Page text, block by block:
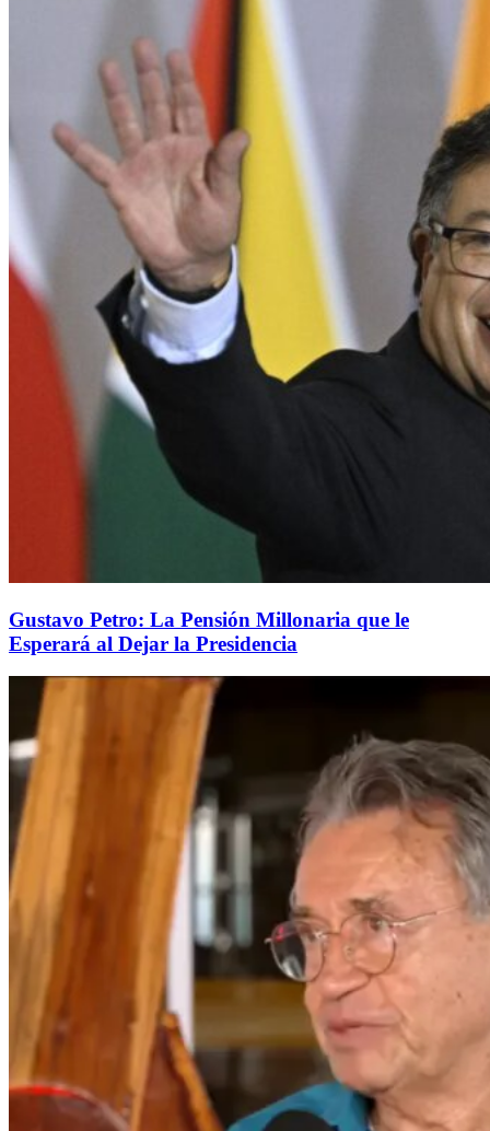
Gustavo Petro: La Pensión Millonaria que le
Esperará al Dejar la Presidencia